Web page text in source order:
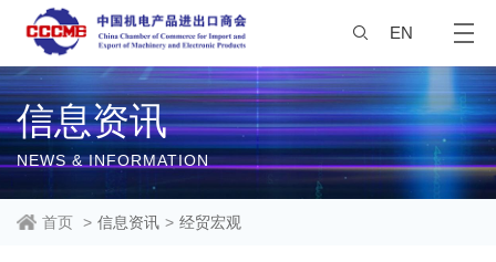
EN
信息资讯
NEWS & INFORMATION
首页 > 信息资讯 > 经贸宏观